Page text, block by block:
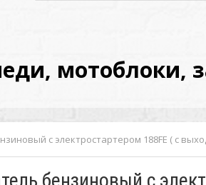
мотоблоки,
с электростартером 188FE ( с